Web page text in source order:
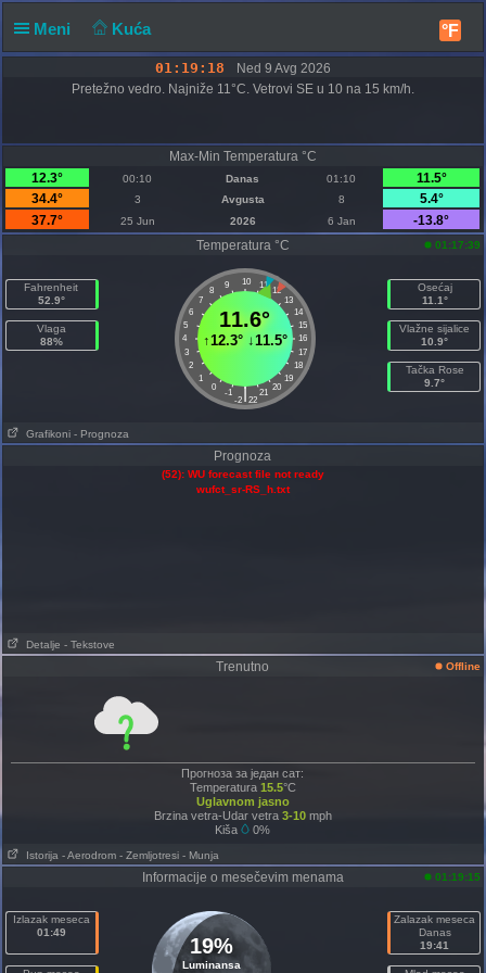
Meni Kuća °F
01:19:19
Ned 9 Avg 2026
Pretežno vedro. Najniže 11°C. Vetrovi SE u 10 na 15 km/h.
Max-Min Temperatura °C
12.3°
00:10 Danas 01:10
11.5°
34.4°
3 Avgusta 8
5.4°
37.7°
25 Jun 2026 6 Jan
-13.8°
Temperatura °C
01:17:39
Fahrenheit
52.9°
Vlaga
88%
10
9 11
8
12
7
13
6
14
5
15
4
16
3
17
2
18
1
19
0
20
-1 21
|
-2 22
11.6°
↑12.3°↓11.5°
Osećaj
11.1°
Vlažne sijalice
10.9°
Tačka Rose
9.7°
Grafikoni - Prognoza
Prognoza
(52): WU forecast file not ready
wufct_sr-RS_h.txt
Detalje - Tekstove
Trenutno Offline
Прогноза за један сат:
Temperatura 15.5°C
Uglavnom jasno
Brzina vetra-Udar vetra 3-10mph
Kiša
0%
Istorija - Aerodrom - Zemljotresi - Munja
Informacije o mesečevim menama 01:19:15
Izlazak meseca
01:49
19%
Luminansa
Zalazak meseca
Danas
19:41